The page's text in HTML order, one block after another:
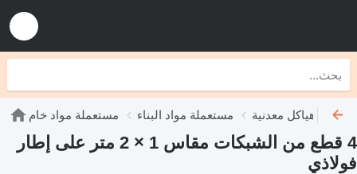
مستعملة مواد خام مستعملة مواد البناء هياكل معدنية
4 قطع من الشبكات مقاس 1 × 2 متر على إطار
فولاذي